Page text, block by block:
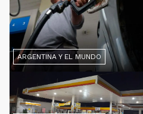
ARGENTINA Y EL MUNDO